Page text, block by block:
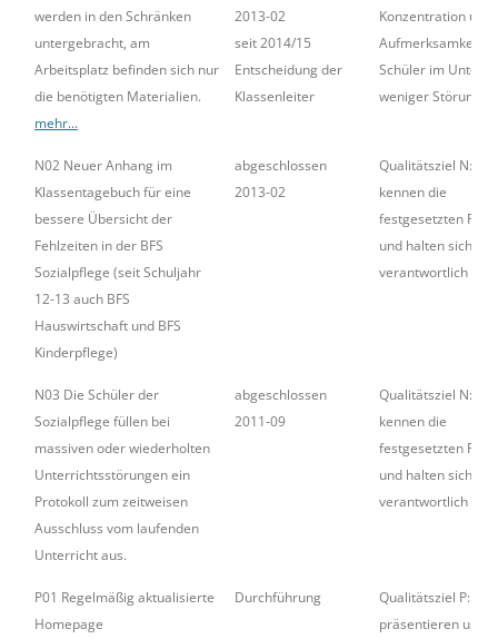
werden in den Schränken
untergebracht, am
Arbeitsplatz befinden sich nur
die benötigten Materialien.
mehr...
2013-02
seit 2014/15
Entscheidung der
Klassenleiter
Konzentration und
Aufmerksamkeit
Schüler im
weniger
N02 Neuer Anhang im
Klassentagebuch für eine
bessere Übersicht der
Fehlzeiten in der BFS
Sozialpflege (seit Schuljahr
12-13 auch BFS
Hauswirtschaft und BFS
Kinderpflege)
abgeschlossen
2013-02
Qualitätsziel N: Alle
kennen die
festgesetzten
und halten sich
verantwortlich
N03 Die Schüler der
Sozialpflege füllen bei
massiven oder wiederholten
Unterrichtsstörungen ein
Protokoll zum zeitweisen
Ausschluss vom laufenden
Unterricht aus.
abgeschlossen
2011-09
Qualitätsziel N: Alle
kennen die
festgesetzten
und halten sich
verantwortlich
P01 Regelmäßig aktualisierte
Homepage
Durchführung
Qualitätsziel P: Wir
präsentieren uns